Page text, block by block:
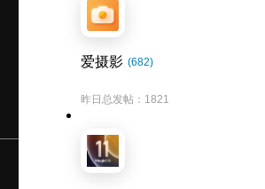
爱摄影 (682)
昨日总发帖：1821